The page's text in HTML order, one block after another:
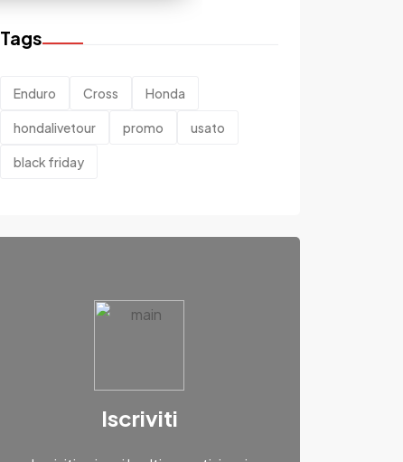
Tags
Enduro Cross Honda
hondalivetour promo usato
black friday
Iscriviti